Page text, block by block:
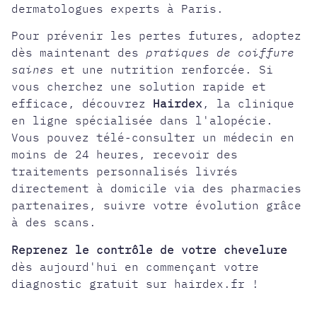
dermatologues experts à Paris.
Pour prévenir les pertes futures, adoptez
dès maintenant des pratiques de coiffure
saines et une nutrition renforcée. Si
vous cherchez une solution rapide et
efficace, découvrez Hairdex , la clinique
en ligne spécialisée dans l'alopécie.
Vous pouvez télé-consulter un médecin en
moins de 24 heures, recevoir des
traitements personnalisés livrés
directement à domicile via des pharmacies
partenaires, suivre votre évolution grâce
à des scans.
Reprenez le contrôle de votre chevelure
dès aujourd'hui en commençant votre
diagnostic gratuit sur hairdex.fr !